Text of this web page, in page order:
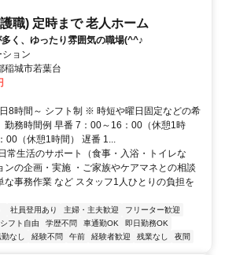
職) 定時まで 老人ホーム
く、ゆったり雰囲気の職場(^^♪
ョン
稲城市若葉台
8時間～ シフト制 ※ 時短や曜日固定などの希
勤務時間例 早番 7：00～16：00（休憩1時
（休憩1時間） 遅番 1...
常生活のサポート（食事・入浴・トイレな
ンの企画・実施 ・ご家族やケアマネとの相談
な事務作業 など スタッフ1人ひとりの負担を
社員登用あり 主婦・主夫歓迎
フリーター歓迎
シフト自由 学歴不問 車通勤OK
即日勤務OK
なし 経験不問 午前 経験者歓迎 残業なし 夜間